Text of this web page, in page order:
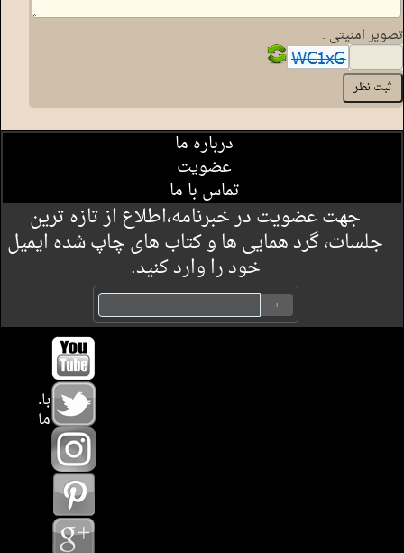
تصویر امنیتی :
درباره ما
عضویت
تماس با ما
جهت عضویت در خبرنامه،اطلاع از تازه ترین
جلسات، گرد همایی ها و کتاب های چاپ شده ایمیل
خود را وارد کنید.
.با
ما